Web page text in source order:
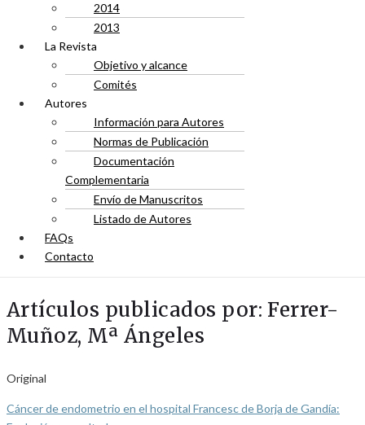
2014
2013
La Revista
Objetivo y alcance
Comités
Autores
Información para Autores
Normas de Publicación
Documentación
Complementaria
Envío de Manuscritos
Listado de Autores
FAQs
Contacto
Artículos publicados por: Ferrer-
Muñoz, Mª Ángeles
Original
Cáncer de endometrio en el hospital Francesc de Borja de Gandía: